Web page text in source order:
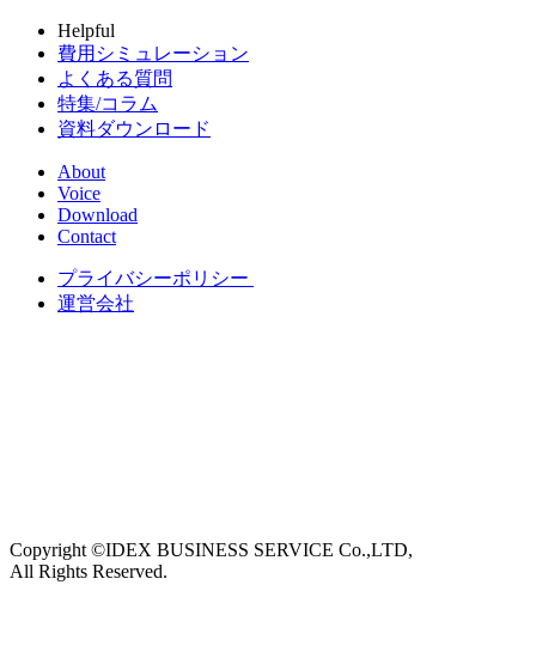
Helpful
費用シミュレーション
よくある質問
特集/コラム
資料ダウンロード
About
Voice
Download
Contact
プライバシーポリシー
運営会社
Copyright ©IDEX BUSINESS SERVICE Co.,LTD,
All Rights Reserved.